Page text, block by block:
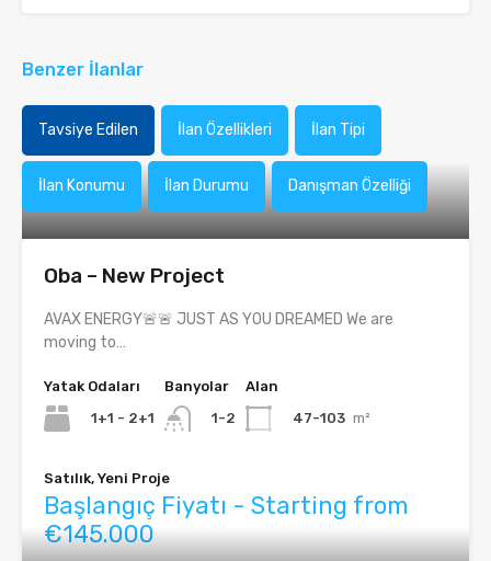
Benzer İlanlar
Tavsiye Edilen İlan Özellikleri İlan Tipi
İlan Konumu İlan Durumu Danışman Özelliği
Oba – New Project
AVAX ENERGY🚨🚨 JUST AS YOU DREAMED We are
moving to…
Yatak Odaları
1+1 - 2+1
Banyolar
1-2
Alan
47-103 m²
Satılık, Yeni Proje
Başlangıç Fiyatı - Starting from
€145.000